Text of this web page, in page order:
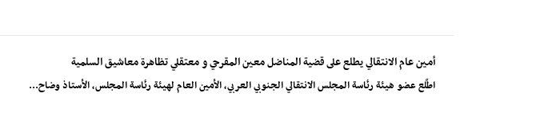
أمين عام الانتقالي يطلع على قضية المناضل معين المقرحي و معتقلي تظاهرة معاشيق السلمية
اطّلع عضو هيئة رئاسة المجلس الانتقالي الجنوبي العربي، الأمين العام لهيئة رئاسة المجلس، الأستاذ وضاح...